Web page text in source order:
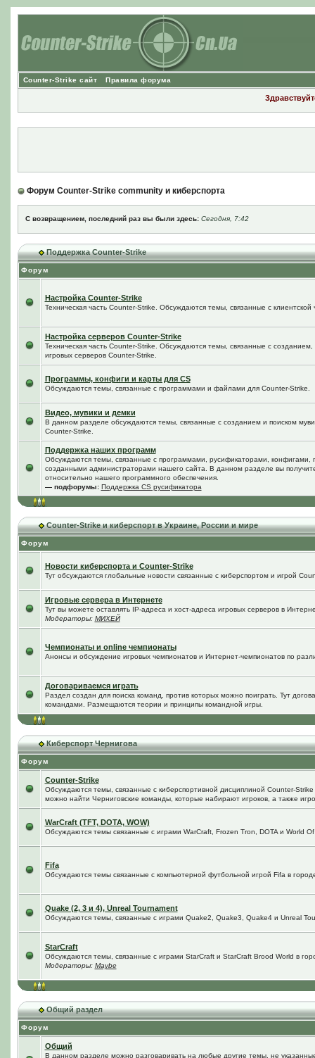
Counter-Strike сайт Правила форума
Форум Counter-Strike community и киберспорта
С возвращением, последний раз вы были здесь: Сегодня, 7:42
Поддержка Counter-Strike
Форум
Настройка Counter-Strike
Техническая часть Counter-Strike. Обсуждаются темы, связанные с клиентской
Настройка серверов Counter-Strike
Техническая часть Counter-Strike. Обсуждаются темы, связанные с
игровых серверов Counter-Strike.
Программы, конфиги и карты для CS
Обсуждаются темы, связанные с программами и файлами для Counter-Strike.
Видео, мувики и демки
В данном разделе обсуждаются темы, связанные с созданием и поиском
Counter-Strike.
Поддержка наших программ
Обсуждаются темы, связанные с программами, русификаторами, конфигами,
созданными администраторами нашего сайта. В данном разделе вы
относительно нашего программного обеспечения.
— подфорумы: Поддержка CS русификатора
Counter-Strike и киберспорт в Украине, России и мире
Форум
Новости киберспорта и Counter-Strike
Тут обсуждаются глобальные новости связанные с киберспортом и игрой
Игровые сервера в Интернете
Тут вы можете оставлять IP-адреса и хост-адреса игровых серверов в
Модераторы: МИХЕЙ
Чемпионаты и online чемпионаты
Анонсы и обсуждение игровых чемпионатов и Интернет-чемпионатов по
Договариваемся играть
Раздел создан для поиска команд, против которых можно поиграть. Тут
командами. Размещаются теории и принципы командной игры.
Киберспорт Чернигова
Форум
Counter-Strike
Обсуждаются темы, связанные с киберспортивной дисциплиной Counter-Strike
можно найти Черниговские команды, которые набирают игроков, а также
WarCraft (TFT, DOTA, WOW)
Обсуждаются темы связанные с играми WarCraft, Frozen Tron, DOTA и World
Fifa
Обсуждаются темы связанные с компьютерной футбольной игрой Fifa в
Quake (2, 3 и 4), Unreal Tournament
Обсуждаются темы, связанные с играми Quake2, Quake3, Quake4 и Unreal
StarCraft
Обсуждаются темы, связанные с играми StarCraft и StarCraft Brood World в
Модераторы: Maybe
Общий раздел
Форум
Общий
В данном разделе можно разговаривать на любые другие темы, не